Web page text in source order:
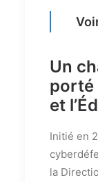
Un
porté
et
Initié en
la